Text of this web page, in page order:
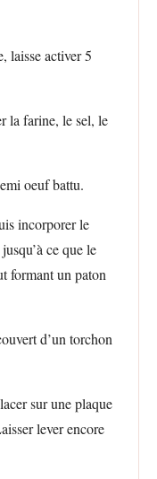
laisse activer 5
la farine, le sel, le
oeuf battu.
incorporer le
ce que le
formant un paton
d’un torchon
sur une plaque
lever encore